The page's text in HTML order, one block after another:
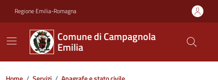
Regione Emilia-Romagna
Comune di Campagnola
Emilia